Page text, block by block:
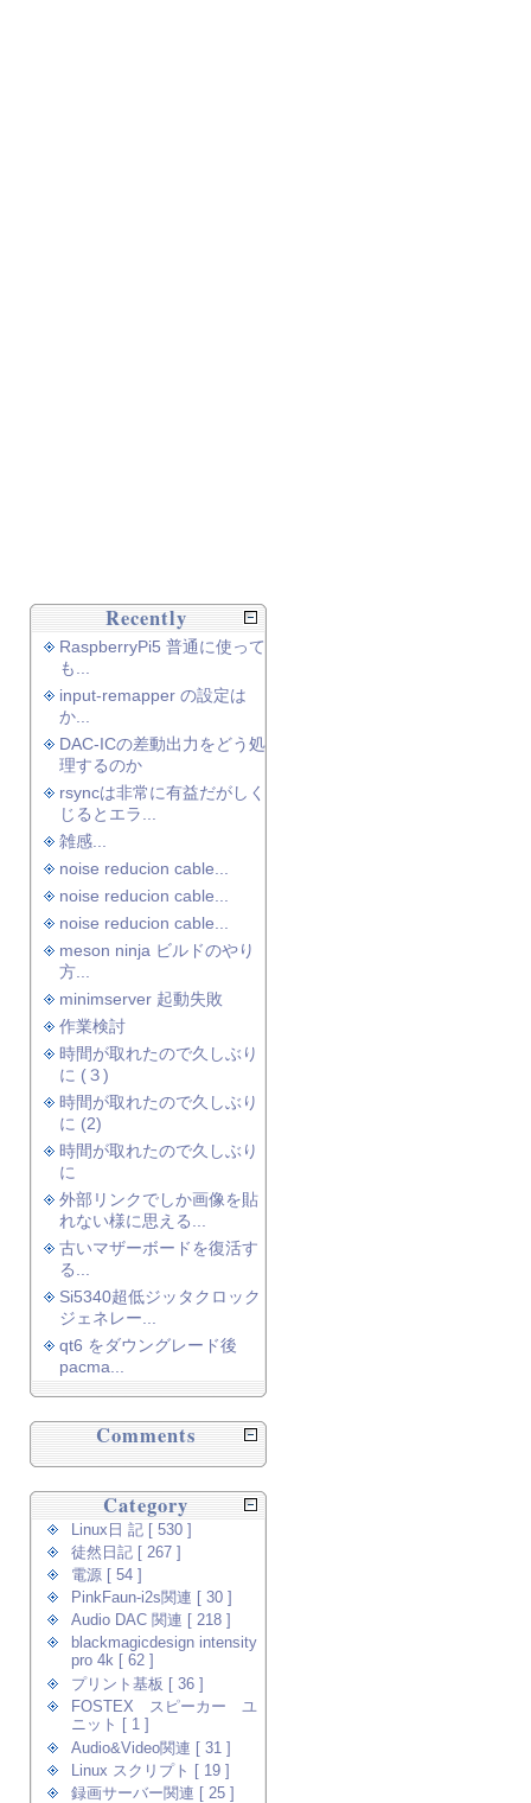
Recently
RaspberryPi5 普通に使って
も...
input-remapper の設定は
か...
DAC-ICの差動出力をどう処
理するのか
rsyncは非常に有益だがしく
じるとエラ...
雑感...
noise reducion cable...
noise reducion cable...
noise reducion cable...
meson ninja ビルドのやり
方...
minimserver 起動失敗
作業検討
時間が取れたので久しぶり
に (３)
時間が取れたので久しぶり
に (2)
時間が取れたので久しぶり
に
外部リンクでしか画像を貼
れない様に思える...
古いマザーボードを復活す
る...
Si5340超低ジッタクロック
ジェネレー...
qt6 をダウングレード後
pacma...
Comments
Category
Linux日 記 [ 530 ]
徒然日記 [ 267 ]
電源 [ 54 ]
PinkFaun-i2s関連 [ 30 ]
Audio DAC 関連 [ 218 ]
blackmagicdesign intensity
pro 4k [ 62 ]
プリント基板 [ 36 ]
FOSTEX スピーカー ユ
ニット [ 1 ]
Audio&Video関連 [ 31 ]
Linux スクリプト [ 19 ]
録画サーバー関連 [ 25 ]